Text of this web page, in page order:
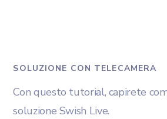
SOLUZIONE CON TELECAMERA
Con questo tutorial, capirete
soluzione Swish Live.